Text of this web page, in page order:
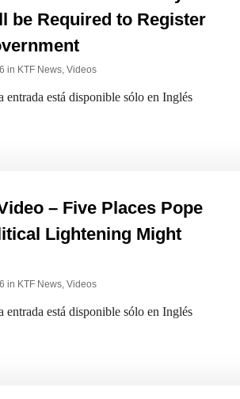
be Required to Register
in KTF News, Videos
entrada está disponible sólo en Inglés
– Five Places Pope
Lightening Might
in KTF News, Videos
entrada está disponible sólo en Inglés